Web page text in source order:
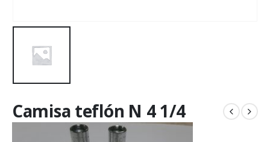
Camisa teflón N 4 1/4